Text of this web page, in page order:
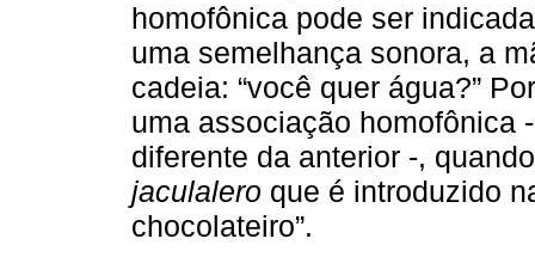
homofônica pode ser
uma semelhança sonora, a
cadeia: “você quer água?”
uma associação homofônica
diferente da anterior -,
jaculalero que é introduzido
chocolateiro”.